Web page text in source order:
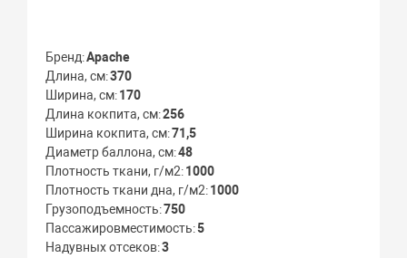
Бренд Apache
Длина, см 370
Ширина, см 170
Длина кокпита, см 256
Ширина кокпита, см 71,5
Диаметр баллона, см 48
Плотность ткани, г/м2 1000
Плотность ткани дна, г/м2 1000
Грузоподъемность 750
Пассажировместимость 5
Надувных отсеков 3